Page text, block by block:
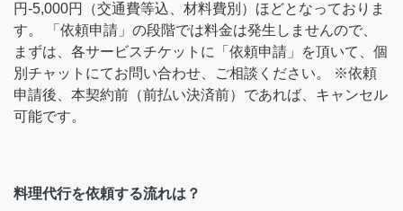
円-5,000円（交通費等込、材料費別）ほどとなっておりま
す。 「依頼申請」の段階では料金は発生しませんので、
まずは、各サービスチケットに「依頼申請」を頂いて、個
別チャットにてお問い合わせ、ご相談ください。 ※依頼
申請後、本契約前（前払い決済前）であれば、キャンセル
可能です。
料理代行を依頼する流れは？